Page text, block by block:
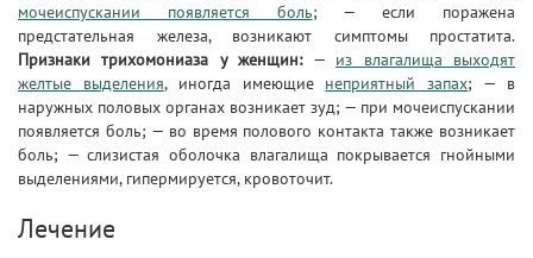
мочеиспускании появляется боль; — если поражена
предстательная железа, возникают симптомы простатита.
Признаки трихомониаза у женщин:— из влагалища выходят
желтые выделения, иногда имеющие неприятный запах; — в
наружных половых органах возникает зуд; — при мочеиспускании
появляется боль; — во время полового контакта также возникает
боль; — слизистая оболочка влагалища покрывается гнойными
выделениями, гипермируется, кровоточит.
Лечение